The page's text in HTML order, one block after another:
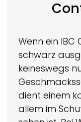
Wenn ein
schwarz
keineswegs
dient einem
allem im